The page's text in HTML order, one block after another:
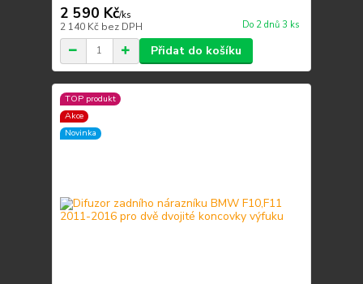
2 590 Kč/ks
2 140 Kč bez DPH Do 2 dnů 3 ks
Přidat do košíku
TOP produkt
Akce
Novinka